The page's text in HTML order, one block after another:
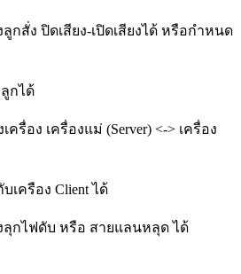
กสั่ง ปิดเสียง-เปิดเสียงได้ หรือกำหนด
กได้
รื่อง เครื่องแม่ (Server) <-> เครื่อง
เครือง Client ได้
ลุกไฟดับ หรือ สายแลนหลุด ได้